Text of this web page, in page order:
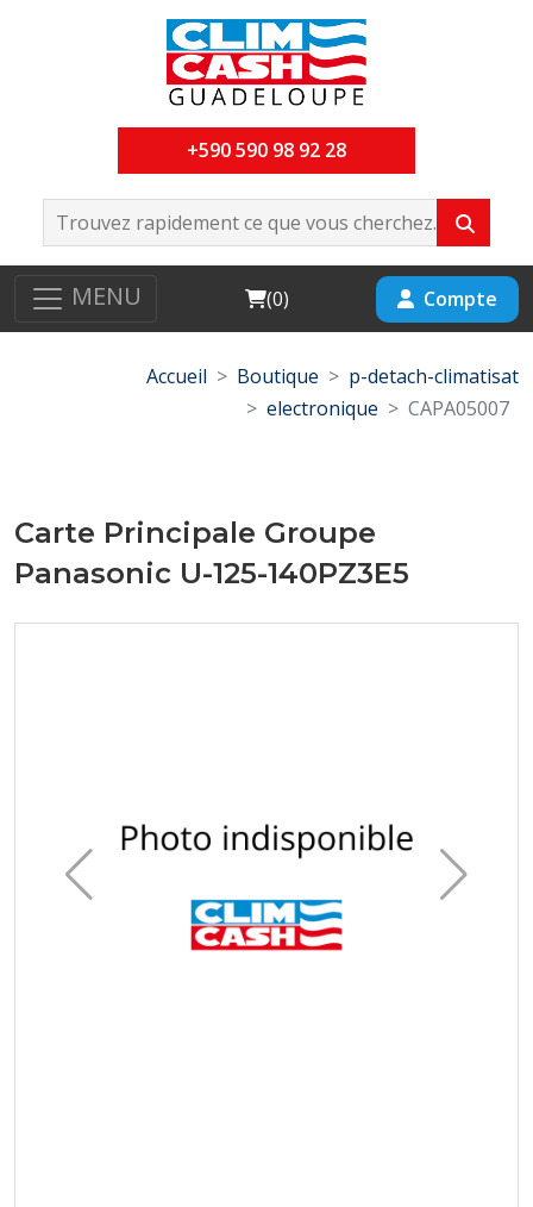
+590 590 98 92 28
MENU Cart
(0) Compte
Accueil Boutique
p-detach-climatisat
electronique
CAPA05007
Carte Principale Groupe
Panasonic U-125-140PZ3E5